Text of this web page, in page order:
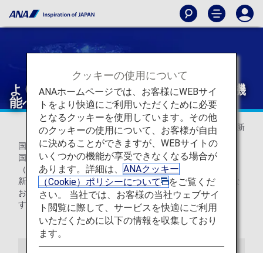
より便利で使いやすい空席照会・予約機
能へ
2025年5月20日 更新
国際線は2025年4月15日からリニューアルいたします。
国内線は2025年5月29日からリニューアルいたします。
（2026年5月18日ご搭乗のご予約分までは対象外）
新機能や変更となる機能は下記の詳細をご覧ください。（な
お、特典航空券に関しては機能が異なる場合がございま
す。）
クッキーの使用について
ANAホームページでは、お客様にWEBサイ
トをより快適にご利用いただくために必要
となるクッキーを使用しています。その他
のクッキーの使用について、お客様が自由
に決めることができますが、WEBサイトの
いくつかの機能が享受できなくなる場合が
あります。詳細は、 ANAクッキー
（Cookie）ポリシーについて
をご覧くだ
さい。 当社では、お客様の当社ウェブサイ
ト閲覧に際して、サービスを快適にご利用
いただくために以下の情報を収集しており
ます。